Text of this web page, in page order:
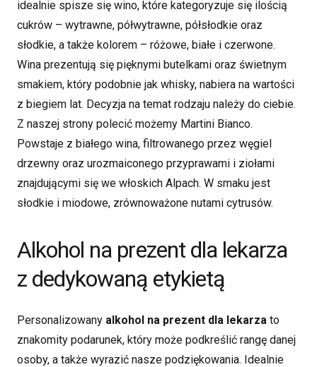
idealnie spisze się wino, które kategoryzuje się ilością
cukrów – wytrawne, półwytrawne, półsłodkie oraz
słodkie, a także kolorem – różowe, białe i czerwone.
Wina prezentują się pięknymi butelkami oraz świetnym
smakiem, który podobnie jak whisky, nabiera na wartości
z biegiem lat. Decyzja na temat rodzaju należy do ciebie.
Z naszej strony polecić możemy Martini Bianco.
Powstaje z białego wina, filtrowanego przez węgiel
drzewny oraz urozmaiconego przyprawami i ziołami
znajdującymi się we włoskich Alpach. W smaku jest
słodkie i miodowe, zrównoważone nutami cytrusów.
Alkohol na prezent dla lekarza
z dedykowaną etykietą
Personalizowany alkohol na prezent dla lekarza to
znakomity podarunek, który może podkreślić rangę danej
osoby, a także wyrazić nasze podziękowania. Idealnie